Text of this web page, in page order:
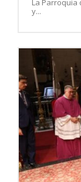
La Parroquia
y...